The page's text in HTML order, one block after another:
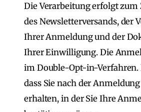
Die Verarbeitung erfolgt zum
des Newsletterversands, der
Ihrer Anmeldung und der
Ihrer Einwilligung. Die
im Double-Opt-in-Verfahren.
dass Sie nach der
erhalten, in der Sie Ihre